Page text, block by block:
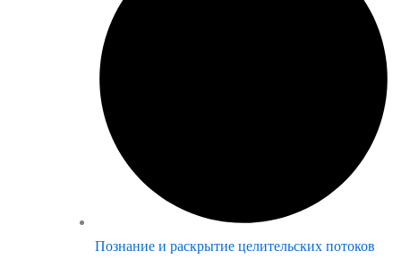
Познание и раскрытие целительских потоков